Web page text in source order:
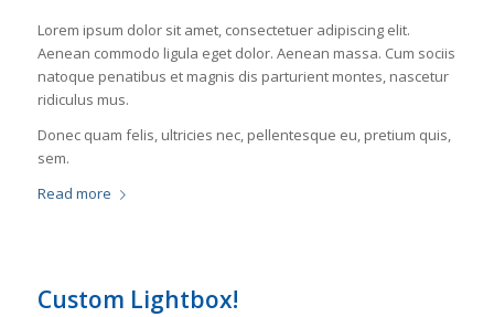
Lorem ipsum dolor sit amet, consectetuer adipiscing elit.
Aenean commodo ligula eget dolor. Aenean massa. Cum sociis
natoque penatibus et magnis dis parturient montes, nascetur
ridiculus mus.
Donec quam felis, ultricies nec, pellentesque eu, pretium quis,
sem.
Read more
Custom Lightbox!